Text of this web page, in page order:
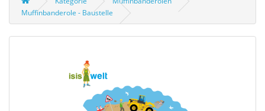
Muffinbanderole - Baustelle